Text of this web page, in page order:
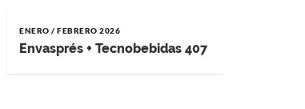
ENERO / FEBRERO 2026
Envasprés + Tecnobebidas 407